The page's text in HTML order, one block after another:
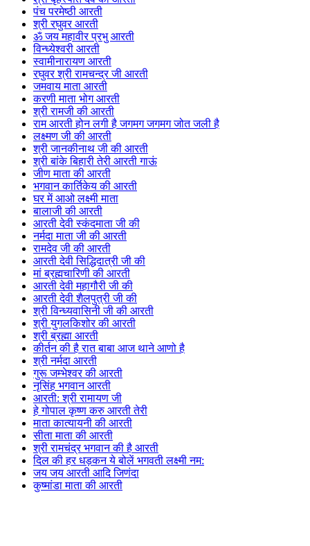
पंच परमेष्ठी आरती
श्री रघुवर आरती
ॐ जय महावीर प्रभु आरती
विन्ध्येश्वरी आरती
स्वामीनारायण आरती
रघुवर श्री रामचन्द्र जी आरती
जमवाय माता आरती
करणी माता भोग आरती
श्री रामजी की आरती
राम आरती होन लगी है जगमग जगमग जोत जली है
लक्ष्मण जी की आरती
श्री जानकीनाथ जी की आरती
श्री बांके बिहारी तेरी आरती गाऊं
जीण माता की आरती
भगवान कार्तिकेय की आरती
घर में आओ लक्ष्मी माता
बालाजी की आरती
आरती देवी स्कंदमाता जी की
नर्मदा माता जी की आरती
रामदेव जी की आरती
आरती देवी सिद्धिदात्री जी की
मां ब्रह्मचारिणी की आरती
आरती देवी महागौरी जी की
आरती देवी शैलपुत्री जी की
श्री विन्ध्यवासिनी जी की आरती
श्री युगलकिशोर की आरती
श्री ब्रह्मा आरती
कीर्तन की है रात बाबा आज थाने आणो है
श्री नर्मदा आरती
गुरू जम्भेश्वर की आरती
नृसिंह भगवान आरती
आरती: श्री रामायण जी
हे गोपाल कृष्ण करु आरती तेरी
माता कात्यायनी की आरती
सीता माता की आरती
श्री रामचंद्र भगवान की है आरती
दिल की हर धड़कन ये बोलें भगवती लक्ष्मी नम:
जय जय आरती आदि जिणंदा
कुष्मांडा माता की आरती